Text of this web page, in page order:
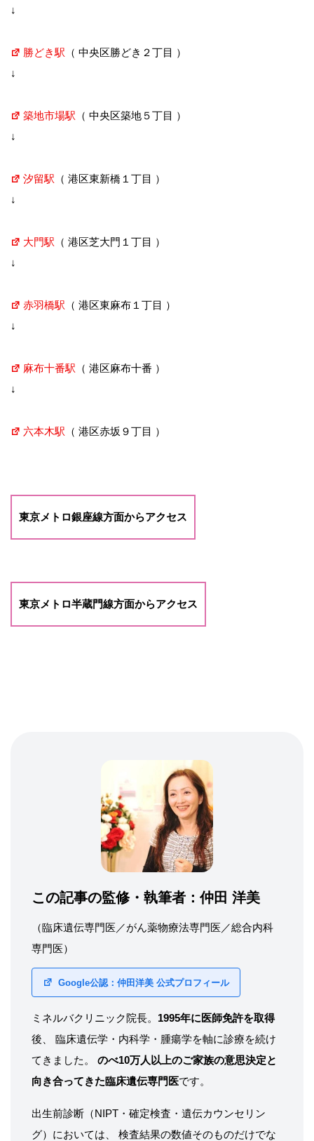
↓
勝どき駅 （ 中央区勝どき２丁目 ）
↓
築地市場駅 （ 中央区築地５丁目 ）
↓
汐留駅 （ 港区東新橋１丁目 ）
↓
大門駅 （ 港区芝大門１丁目 ）
↓
赤羽橋駅 （ 港区東麻布１丁目 ）
↓
麻布十番駅 （ 港区麻布十番 ）
↓
六本木駅 （ 港区赤坂９丁目 ）
東京メトロ銀座線方面からアクセス
東京メトロ半蔵門線方面からアクセス
この記事の監修・執筆者：仲田 洋美
（臨床遺伝専門医／がん薬物療法専門医／総合内科
専門医）
Google公認：仲田洋美 公式プロフィール
ミネルバクリニック院長。 1995年に医師免許を取得
後、 臨床遺伝学・内科学・腫瘍学を軸に診療を続け
てきました。 のべ10万人以上のご家族の意思決定と
向き合ってきた臨床遺伝専門医です。
出生前診断（NIPT・確定検査・遺伝カウンセリン
グ）においては、 検査結果の数値そのものだけでな